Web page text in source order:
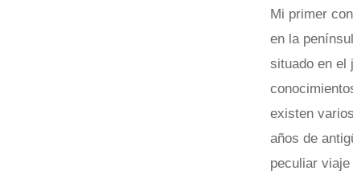
Mi primer
en la
situado en el
existen
años de
peculiar